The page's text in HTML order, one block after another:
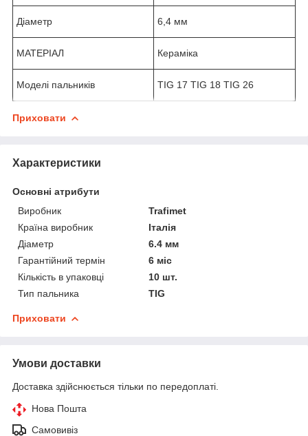
Діаметр 6,4 мм
МАТЕРІАЛ Кераміка
Моделі пальників TIG 17 TIG 18 TIG 26
Приховати
Характеристики
Основні атрибути
Виробник
Trafimet
Країна виробник
Італія
Діаметр
6.4 мм
Гарантійний термін
6 міс
Кількість в упаковці
10 шт.
Тип пальника
TIG
Приховати
Умови доставки
Доставка здійснюється тільки по передоплаті.
Нова Пошта
Самовивіз